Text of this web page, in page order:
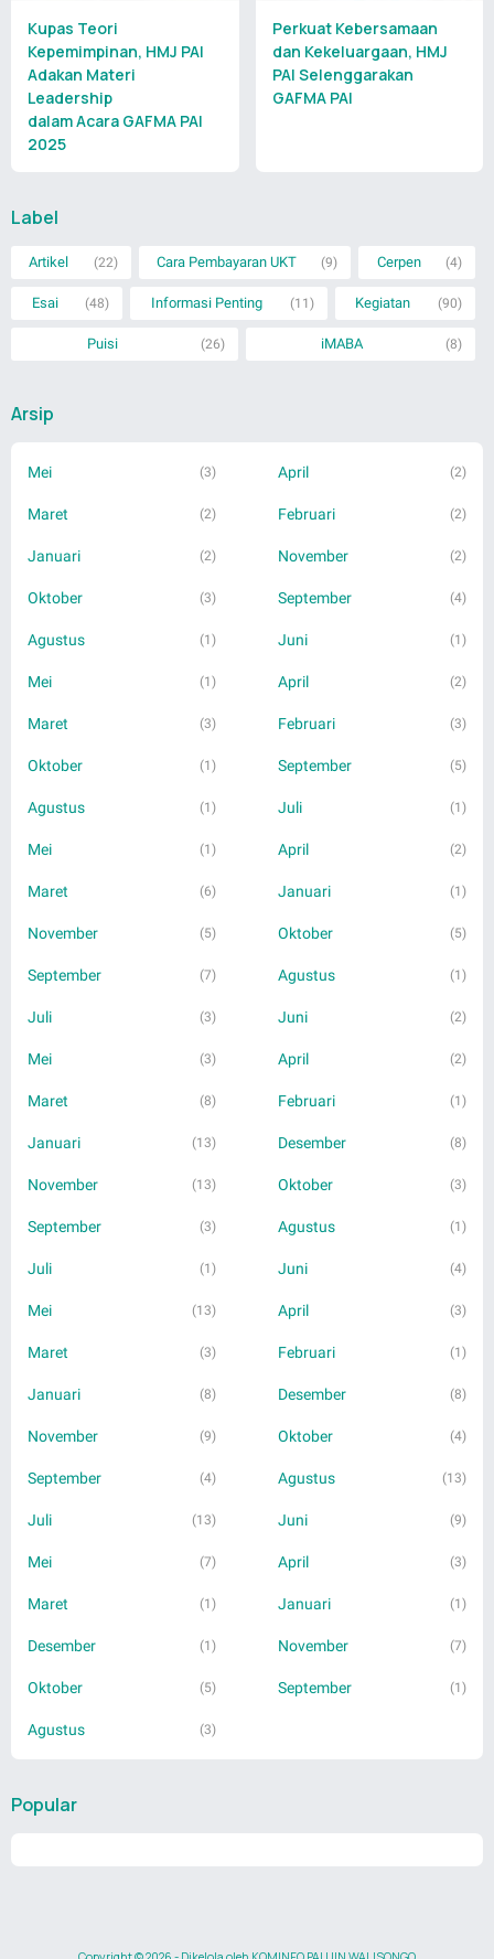
Kupas Teori
Kepemimpinan, HMJ PAI
Adakan Materi
Leadership
dalam Acara GAFMA PAI
2025
Perkuat Kebersamaan
dan Kekeluargaan, HMJ
PAI Selenggarakan
GAFMA PAI
Label
Artikel (22) Cara Pembayaran UKT (9) Cerpen (4)
Esai (48) Informasi Penting (11) Kegiatan (90)
Puisi (26) iMABA (8)
Arsip
Mei (3) April (2)
Maret (2) Februari (2)
Januari (2) November (2)
Oktober (3) September (4)
Agustus (1) Juni (1)
Mei (1) April (2)
Maret (3) Februari (3)
Oktober (1) September (5)
Agustus (1) Juli (1)
Mei (1) April (2)
Maret (6) Januari (1)
November (5) Oktober (5)
September (7) Agustus (1)
Juli (3) Juni (2)
Mei (3) April (2)
Maret (8) Februari (1)
Januari (13) Desember (8)
November (13) Oktober (3)
September (3) Agustus (1)
Juli (1) Juni (4)
Mei (13) April (3)
Maret (3) Februari (1)
Januari (8) Desember (8)
November (9) Oktober (4)
September (4) Agustus (13)
Juli (13) Juni (9)
Mei (7) April (3)
Maret (1) Januari (1)
Desember (1) November (7)
Oktober (5) September (1)
Agustus (3)
Popular